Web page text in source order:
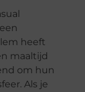
heeft
maaltijd
om hun
Als je